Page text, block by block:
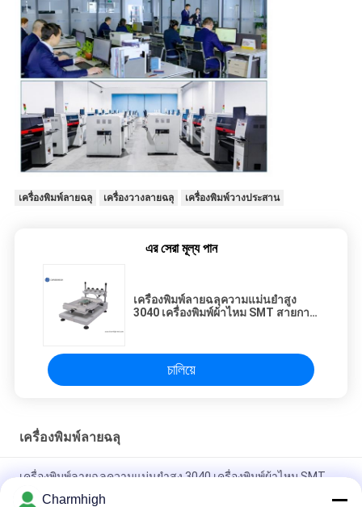
เครื่องพิมพ์ลายฉลุ เครื่องวางลายฉลุ เครื่องพิมพ์วางประสาน
এর সেরা মূল্য পান
เครื่องพิมพ์ลายฉลุความแม่นยำสูง
3040 เครื่องพิมพ์ผ้าไหม SMT สายการ
চালিয়ে
เครื่องพิมพ์ลายฉลุ
เครื่องพิมพ์ลายฉลุความแม่นยำสูง 3040 เครื่องพิมพ์ผ้าไหม SMT
สายการผลิต SMT ด้วยตนเอง
Charmhigh